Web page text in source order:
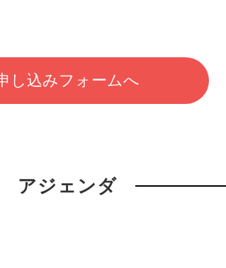
し込みフォームへ
アジェンダ